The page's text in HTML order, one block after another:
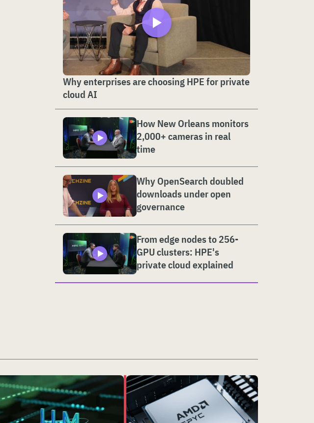
Why enterprises are choosing HPE for private
cloud AI
How New Orleans monitors
2,000+ cameras in real
time
Why OpenSearch doubled
downloads under open
governance
From edge nodes to 256-
GPU clusters: HPE's
private cloud explained